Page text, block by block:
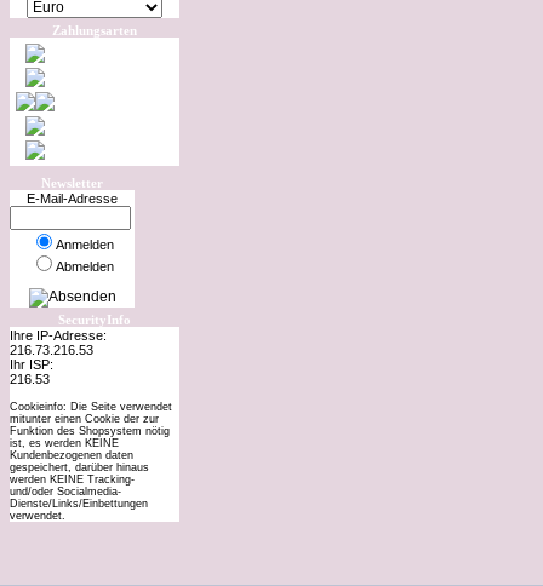
Zahlungsarten
Newsletter
E-Mail-Adresse
Anmelden
Abmelden
SecurityInfo
Ihre IP-Adresse:
216.73.216.53
Ihr ISP:
216.53
Cookieinfo: Die Seite verwendet
mitunter einen Cookie der zur
Funktion des Shopsystem nötig
ist, es werden KEINE
Kundenbezogenen daten
gespeichert, darüber hinaus
werden KEINE Tracking-
und/oder Socialmedia-
Dienste/Links/Einbettungen
verwendet.